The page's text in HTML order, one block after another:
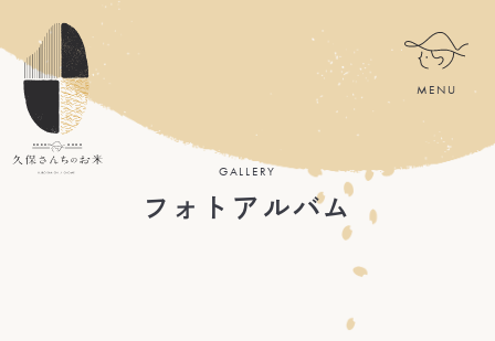
GALLERY
フォトアルバム